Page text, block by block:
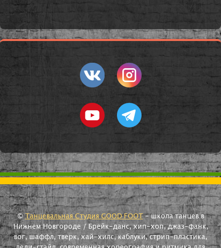
©Танцевальная Студия GOOD FOOT- школа танцев в
Нижнем Новгороде / Брейк-данс, хип-хоп, джаз-фанк,
вог, шаффл, тверк, хай-хилс, каблуки, стрип-пластика,